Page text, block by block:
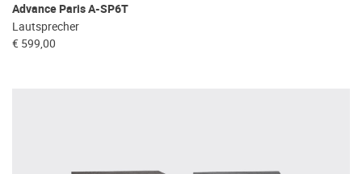
Advance Paris A-SP6T
Lautsprecher
€ 599,00